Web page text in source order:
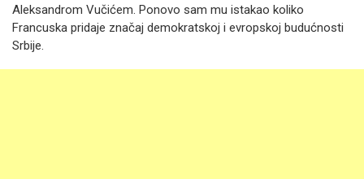
Aleksandrom Vučićem. Ponovo sam mu istakao koliko
Francuska pridaje značaj demokratskoj i evropskoj budućnosti
Srbije.